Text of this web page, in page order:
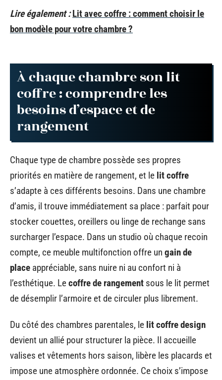
Lire également : Lit avec coffre : comment choisir le
bon modèle pour votre chambre ?
À chaque chambre son lit
coffre : comprendre les
besoins d’espace et de
rangement
Chaque type de chambre possède ses propres
priorités en matière de rangement, et le lit coffre
s’adapte à ces différents besoins. Dans une chambre
d’amis, il trouve immédiatement sa place : parfait pour
stocker couettes, oreillers ou linge de rechange sans
surcharger l’espace. Dans un studio où chaque recoin
compte, ce meuble multifonction offre un gain de
place appréciable, sans nuire ni au confort ni à
l’esthétique. Lecoffre de rangement sous le lit permet
de désemplir l’armoire et de circuler plus librement.
Du côté des chambres parentales, le lit coffre design
devient un allié pour structurer la pièce. Il accueille
valises et vêtements hors saison, libère les placards et
impose une atmosphère ordonnée. Ce choix s’impose